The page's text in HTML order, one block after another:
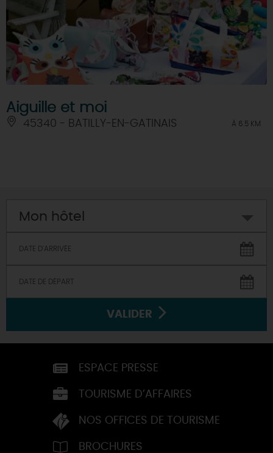
Aiguille et moi
45340 - BATILLY-EN-GATINAIS À 6.5 KM
Mon hôtel
VALIDER
ESPACE PRESSE
TOURISME D’AFFAIRES
NOS OFFICES DE TOURISME
BROCHURES